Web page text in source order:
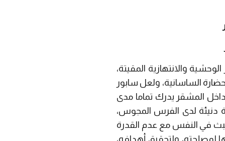
والانتهازية المقيتة،
الساسانية، ولعل سابور
المشقر يدرك تماما مدى
دنيئة لدى الفرس المجوس،
في النفس مع عدم القدرة
لمصلحته، ولتحقيق أهدافه،